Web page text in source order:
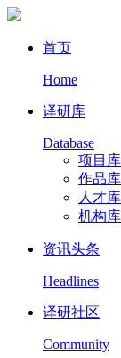
首页
Home
译研库
Database
项目库
作品库
人才库
机构库
资讯头条
Headlines
译研社区
Community